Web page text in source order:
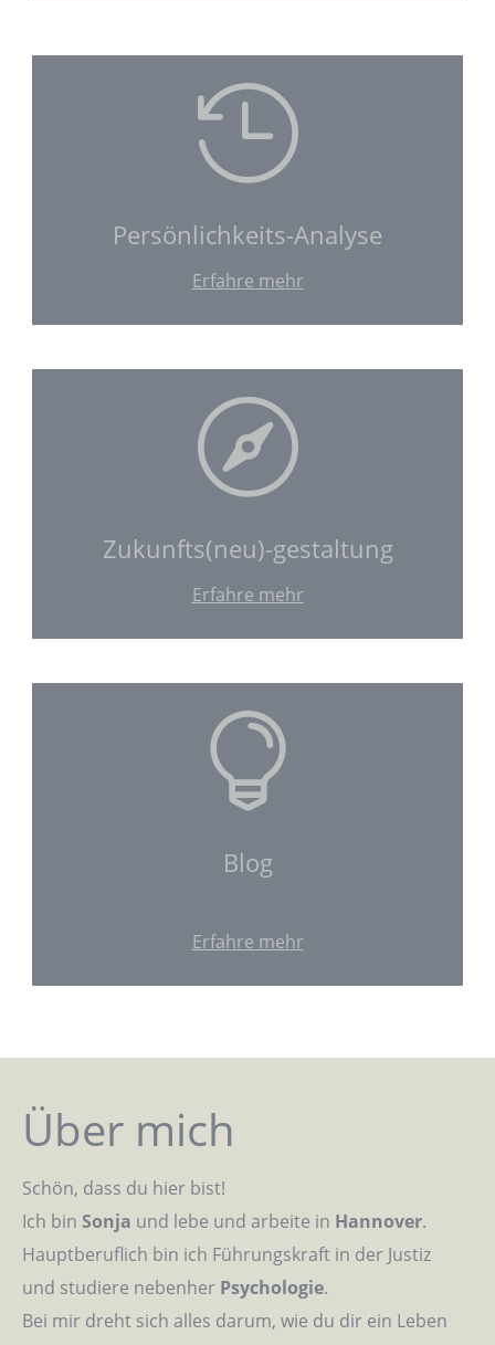

Persönlichkeits-Analyse
Erfahre mehr

Zukunfts(neu)-gestaltung
Erfahre mehr

Blog
Erfahre mehr
Über mich
Schön, dass du hier bist!
Ich bin Sonja und lebe und arbeite in Hannover.
Hauptberuflich bin ich Führungskraft in der Justiz
und studiere nebenher Psychologie.
Bei mir dreht sich alles darum, wie du dir ein Leben